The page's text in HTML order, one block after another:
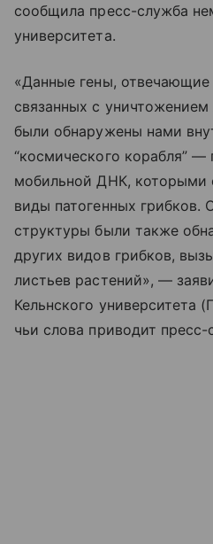
сообщила пресс-служба
университета.
«Данные гены, отвечающие
связанных с уничтожением
были обнаружены нами
“космического корабля” —
мобильной ДНК, которыми
виды патогенных грибков.
структуры были также
других видов грибков,
листьев растений», —
Кельнского университета
чьи слова приводит пресс-